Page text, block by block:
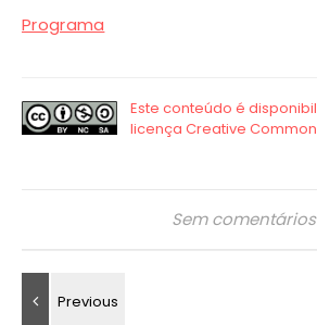
Programa
Sem comentários